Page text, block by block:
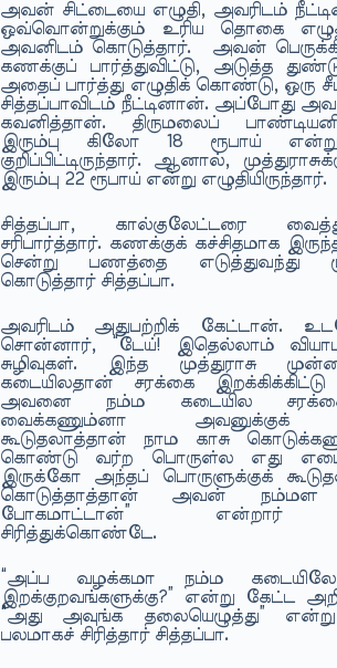
அவன் சிட்டையை எழுதி, அவரிடம்
ஒவ்வொன்றுக்கும் உரிய தொகை
அவனிடம் கொடுத்தார். அவன்
கணக்குப் பார்த்துவிட்டு, அடுத்த
அதைப் பார்த்து எழுதிக் கொண்டு, ஒரு
சித்தப்பாவிடம் நீட்டினான். அப்போது
கவனித்தான். திருமலைப்
இரும்பு கிலோ 18 ரூபாய் என்று
குறிப்பிட்டிருந்தார். ஆனால்,
இரும்பு 22 ரூபாய் என்று எழுதியிருந்தார்.
சித்தப்பா, கால்குலேட்டரை
சரிபார்த்தார். கணக்குக் கச்சிதமாக
சென்று பணத்தை எடுத்துவந்து
கொடுத்தார் சித்தப்பா.
அவரிடம் அதுபற்றிக் கேட்டான்.
சொன்னார், “டேய்! இதெல்லாம்
சுழிவுகள். இந்த முத்துராசு
கடையிலதான் சரக்கை
அவனை நம்ம கடையில
வைக்கணும்னா அவனுக்குக்
கூடுதலாத்தான் நாம காசு
கொண்டு வர்ற பொருள்ல எது எடை
இருக்கோ அந்தப் பொருளுக்குக்
கொடுத்தாத்தான் அவன் நம்மள
போகமாட்டான்” என்றார்
சிரித்துக்கொண்டே.
“அப்ப வழக்கமா நம்ம
இறக்குறவங்களுக்கு?” என்று கேட்ட
“அது அவுங்க தலையெழுத்து” என்று
பலமாகச் சிரித்தார் சித்தப்பா.